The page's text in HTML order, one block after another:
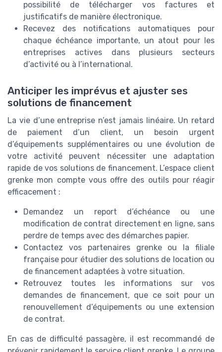
possibilité de télécharger vos factures et
justificatifs de manière électronique.
Recevez des notifications automatiques pour
chaque échéance importante, un atout pour les
entreprises actives dans plusieurs secteurs
d’activité ou à l’international.
Anticiper les imprévus et ajuster ses
solutions de financement
La vie d’une entreprise n’est jamais linéaire. Un retard
de paiement d’un client, un besoin urgent
d’équipements supplémentaires ou une évolution de
votre activité peuvent nécessiter une adaptation
rapide de vos solutions de financement. L’espace client
grenke mon compte vous offre des outils pour réagir
efficacement :
Demandez un report d’échéance ou une
modification de contrat directement en ligne, sans
perdre de temps avec des démarches papier.
Contactez vos partenaires grenke ou la filiale
française pour étudier des solutions de location ou
de financement adaptées à votre situation.
Retrouvez toutes les informations sur vos
demandes de financement, que ce soit pour un
renouvellement d’équipements ou une extension
de contrat.
En cas de difficulté passagère, il est recommandé de